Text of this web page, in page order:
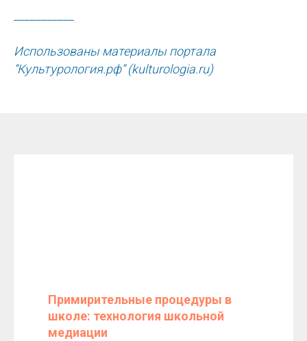
Использованы материалы портала
“Культурология.рф” (kulturologia.ru)
Примирительные процедуры в
школе: технология школьной
медиации